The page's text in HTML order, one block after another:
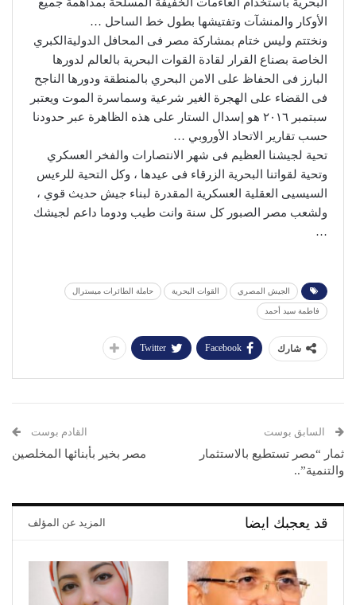
الأوكار والمنشآت وتفتيشها بطول خط الساحل …
ونختتم وليس ختام بمشاركة مصر فى المحافل الدوليةالكبري
الخاصة بصناع القرار لقادة القوات البحرية بالعالم لدورها
البارز فى الحفاظ على الامن البحري بالمنطقة ودورها الناجح
فى القضاء على الهجرة الغير شرعية وسماسرة الموت ويعتبر
سبتمبر ٢٠١٦ هو إسدال الستار على هذه الظاهرة عبر حدودنا
حسب تقارير الاتحاد الأوروبي …
تحية لجيشنا العظيم فى شهر الانتصارات والفخر العسكري
وتحية لقواتنا البحرية الزرقاء فى عيدها ، وكل التحية للرءيس
السيسيى العقلية العسكرية المقدرة لبناء جيش حديث قوي ،
ولشعب مصر الصبور كل سنة وانت طيب ودوما داعم لجيشك
…
الجيش المصري القوات البحرية حاملة الطائرات ميسترال
فاطمة سيد أحمد
شارك Facebook
Twitter
السابق بوست
ثمار “مصر تستطيع بالاستثمار
والتنمية”..
القادم بوست
مصر بخير بأبنائها المخلصين
قد يعجبك ايضا المزيد عن المؤلف